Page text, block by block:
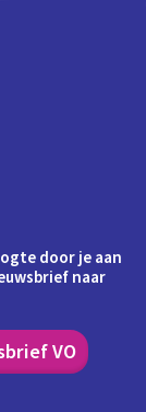
door je aan
naar
VO